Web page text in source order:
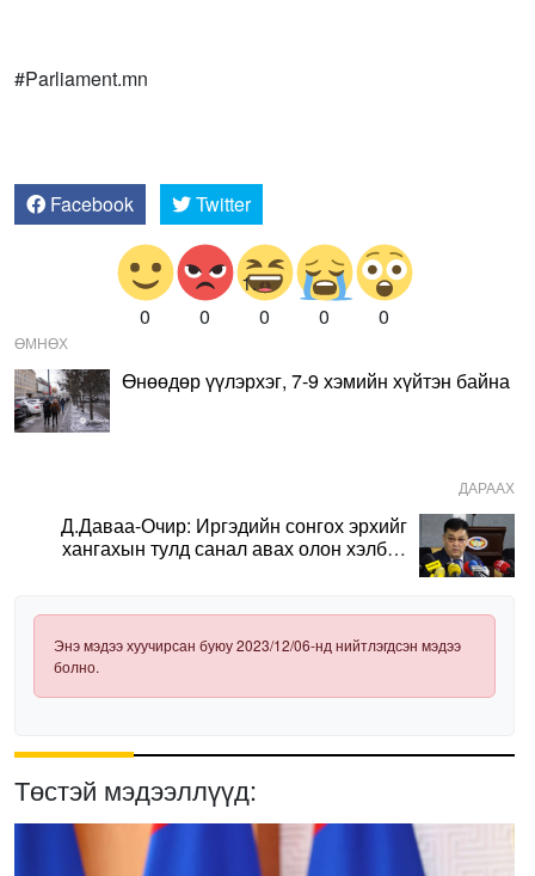
#Parliament.mn
Facebook Twitter
0 0 0 0 0
ӨМНӨХ
Өнөөдөр үүлэрхэг, 7-9 хэмийн хүйтэн байна
ДАРААХ
Д.Даваа-Очир: Иргэдийн сонгох эрхийг
хангахын тулд санал авах олон хэлбэр
Энэ мэдээ хуучирсан буюу 2023/12/06-нд нийтлэгдсэн мэдээ
болно.
Төстэй мэдээллүүд: